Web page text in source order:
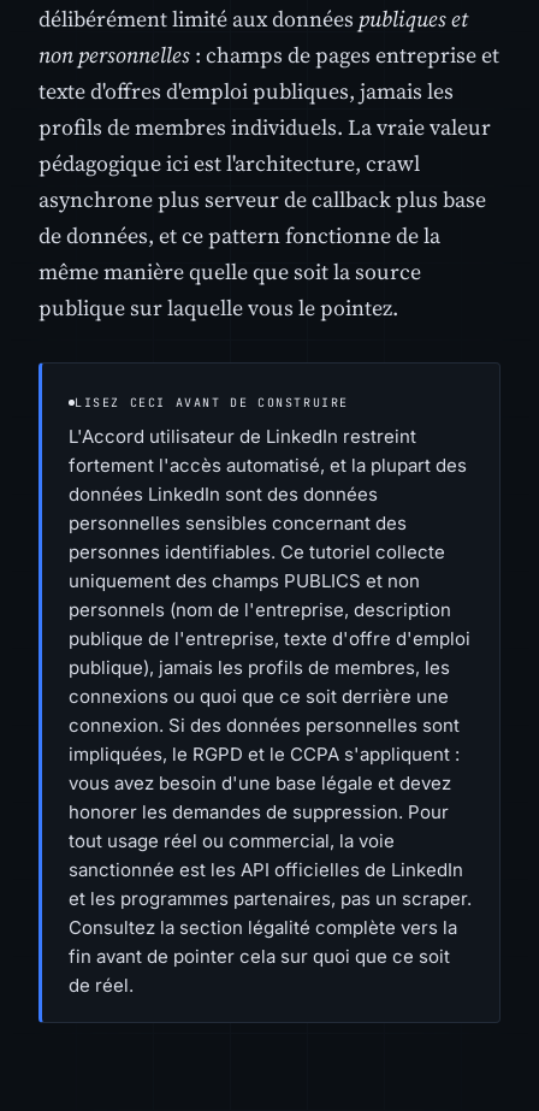
délibérément limité aux données publiques et
non personnelles : champs de pages entreprise et
texte d'offres d'emploi publiques, jamais les
profils de membres individuels. La vraie valeur
pédagogique ici est l'architecture, crawl
asynchrone plus serveur de callback plus base
de données, et ce pattern fonctionne de la
même manière quelle que soit la source
publique sur laquelle vous le pointez.
LISEZ CECI AVANT DE CONSTRUIRE
L'Accord utilisateur de LinkedIn restreint
fortement l'accès automatisé, et la plupart des
données LinkedIn sont des données
personnelles sensibles concernant des
personnes identifiables. Ce tutoriel collecte
uniquement des champs PUBLICS et non
personnels (nom de l'entreprise, description
publique de l'entreprise, texte d'offre d'emploi
publique), jamais les profils de membres, les
connexions ou quoi que ce soit derrière une
connexion. Si des données personnelles sont
impliquées, le RGPD et le CCPA s'appliquent :
vous avez besoin d'une base légale et devez
honorer les demandes de suppression. Pour
tout usage réel ou commercial, la voie
sanctionnée est les API officielles de LinkedIn
et les programmes partenaires, pas un scraper.
Consultez la section légalité complète vers la
fin avant de pointer cela sur quoi que ce soit
de réel.